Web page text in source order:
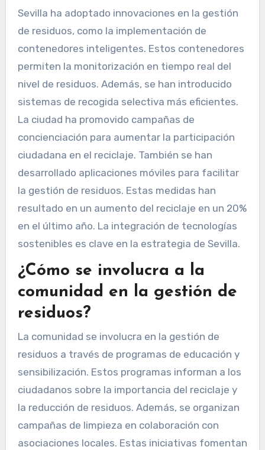
Sevilla ha adoptado innovaciones en la gestión
de residuos, como la implementación de
contenedores inteligentes. Estos contenedores
permiten la monitorización en tiempo real del
nivel de residuos. Además, se han introducido
sistemas de recogida selectiva más eficientes.
La ciudad ha promovido campañas de
concienciación para aumentar la participación
ciudadana en el reciclaje. También se han
desarrollado aplicaciones móviles para facilitar
la gestión de residuos. Estas medidas han
resultado en un aumento del reciclaje en un 20%
en el último año. La integración de tecnologías
sostenibles es clave en la estrategia de Sevilla.
¿Cómo se involucra a la
comunidad en la gestión de
residuos?
La comunidad se involucra en la gestión de
residuos a través de programas de educación y
sensibilización. Estos programas informan a los
ciudadanos sobre la importancia del reciclaje y
la reducción de residuos. Además, se organizan
campañas de limpieza en colaboración con
asociaciones locales. Estas iniciativas fomentan